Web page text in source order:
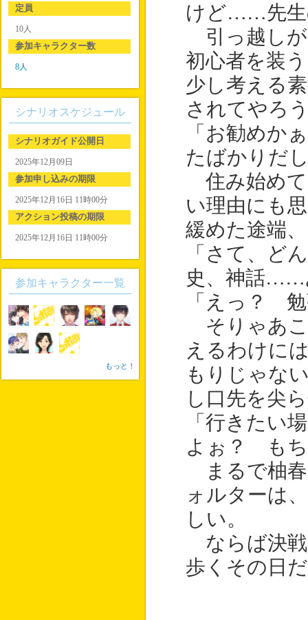
けど……先生
引っ越しが
初心者を装
少し考える
されてやろ
「お勧めか
たばかりだ
住み始めて
い理由にも
緩めた途端
「さて、ど
史、神話……
「えっ？
そりゃあこ
えるわけに
もりじゃな
し口先を尖
「行きたい
よぉ？ もち
まるで柚春
ォルターは
しい。
ならば決戦
歩くその日
定員
10人
参加キャラクター数
8人
シナリオスケジュール
シナリオガイド公開日
2025年12月09日
参加申し込みの期限
2025年12月16日 11時00分
アクション投稿の期限
2025年12月16日 11時00分
参加キャラクター一覧
もっと！